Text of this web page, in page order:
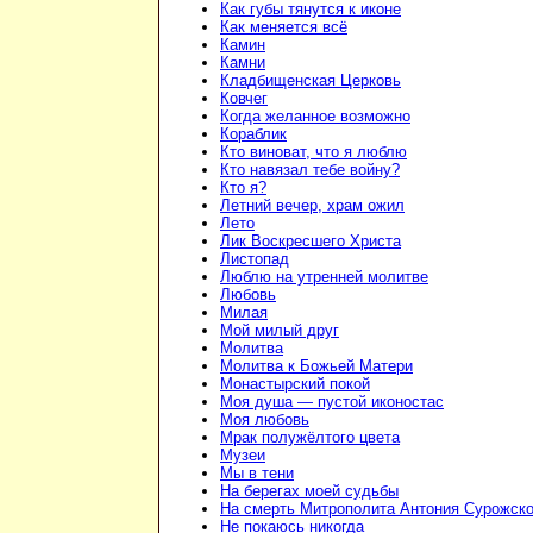
Как губы тянутся к иконе
Как меняется всё
Камин
Камни
Кладбищенская Церковь
Ковчег
Когда желанное возможно
Кораблик
Кто виноват, что я люблю
Кто навязал тебе войну?
Кто я?
Летний вечер, храм ожил
Лето
Лик Воскресшего Христа
Листопад
Люблю на утренней молитве
Любовь
Милая
Мой милый друг
Молитва
Молитва к Божьей Матери
Монастырский покой
Моя душа — пустой иконостас
Моя любовь
Мрак полужёлтого цвета
Музеи
Мы в тени
На берегах моей судьбы
На смерть Митрополита Антония
Не покаюсь никогда